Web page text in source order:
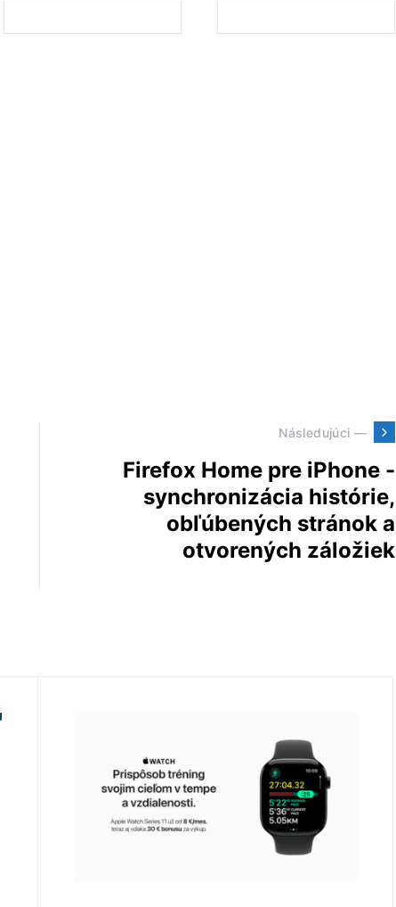
Následujúci —
Firefox Home pre iPhone -
synchronizácia histórie,
obľúbených stránok a
otvorených záložiek